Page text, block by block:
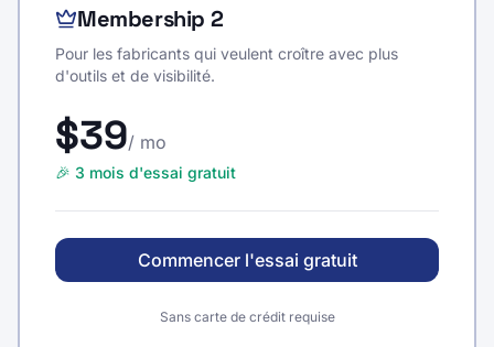
Membership 2
Pour les fabricants qui veulent croître avec plus
d'outils et de visibilité.
$39/ mo
🎉 3 mois d'essai gratuit
Commencer l'essai gratuit
Sans carte de crédit requise